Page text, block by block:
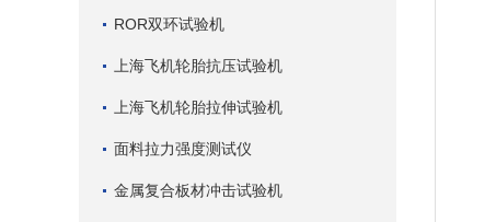
ROR双环试验机
上海飞机轮胎抗压试验机
上海飞机轮胎拉伸试验机
面料拉力强度测试仪
金属复合板材冲击试验机